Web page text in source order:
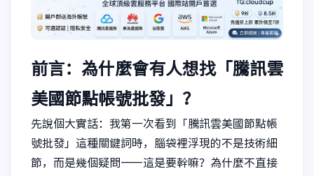
前言：為什麼會有人想找「騰訊雲
美國節點帳號批發」？
先說個大實話：我第一次看到「騰訊雲美國節點帳
號批發」這種關鍵詞時，腦袋裡浮現的不是技術細
節，而是幾個疑問——這是要幹嘛？為什麼不直接